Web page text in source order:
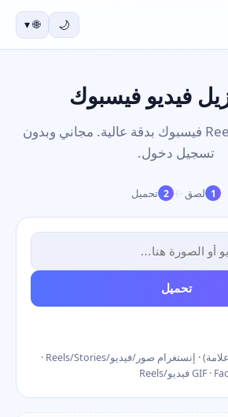
🌙
🌐
▾
فيديو فيسبوك
حمّل فيديوهات وReels فيسبوك بدقة عالية. مجاني وبدون
تسجيل دخول.
1 لصق →
2 تحميل
تحميل
يدعم: تيك توك (بدون علامة) · إنستغرام صور/فيديو/Reels/Stories ·